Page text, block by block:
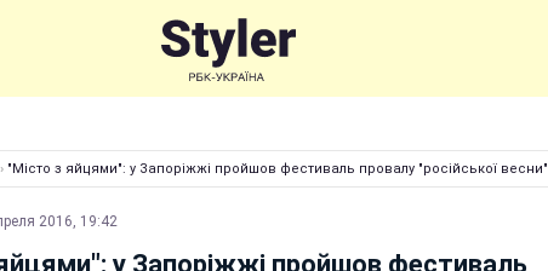
› "Місто з яйцями": у Запоріжжі пройшов фестиваль провалу "російської весни"
2016, 19:42
у Запоріжжі пройшов фестиваль